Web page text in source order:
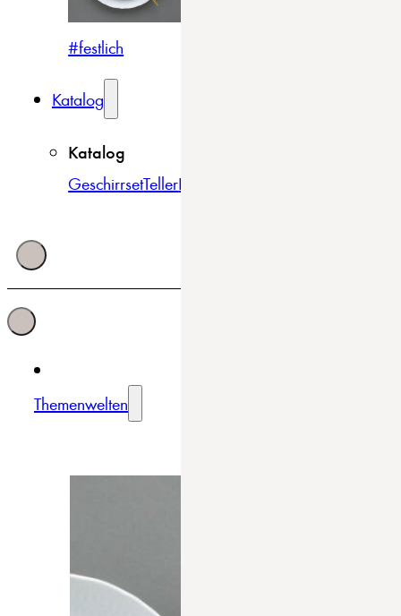
#festlich
Katalog
Katalog
GeschirrsetTellerBowls & Schüsseln
Themenwelten